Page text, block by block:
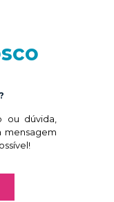
ou dúvida,
mensagem